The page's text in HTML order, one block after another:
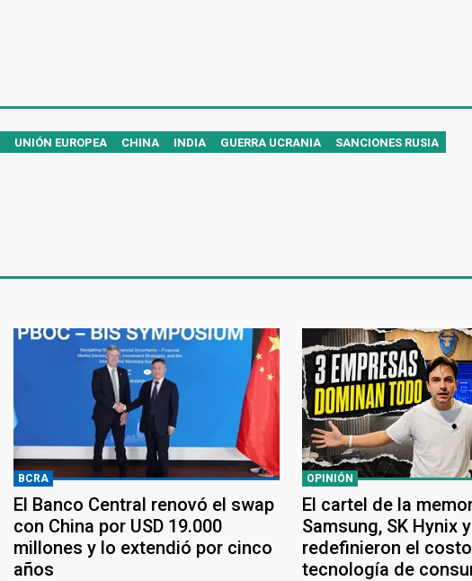
UNIÓN EUROPEA CHINA INDIA GUERRA UCRANIA SANCIONES RUSIA
BCRA
El Banco Central renovó el swap
con China por USD 19.000
millones y lo extendió por cinco
años
OPINIÓN
El cartel de la
Samsung, SK Hynix
redefinieron el
tecnología de